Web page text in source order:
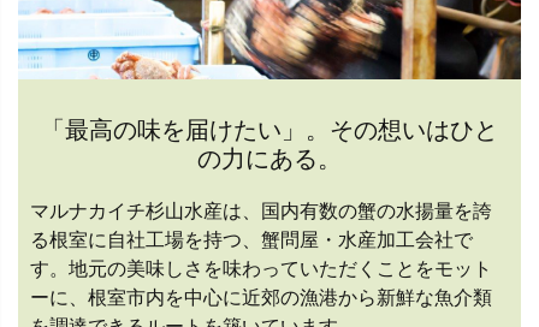
「最高の味を届けたい」。その想いはひと
の力にある。
マルナカイチ杉山水産は、国内有数の蟹の水揚量を誇
る根室に自社工場を持つ、蟹問屋・水産加工会社で
す。地元の美味しさを味わっていただくことをモット
ーに、根室市内を中心に近郊の漁港から新鮮な魚介類